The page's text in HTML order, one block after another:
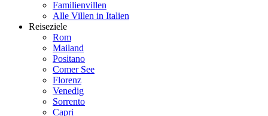
Familienvillen
Alle Villen in Italien
Reiseziele
Rom
Mailand
Positano
Comer See
Florenz
Venedig
Sorrento
Capri